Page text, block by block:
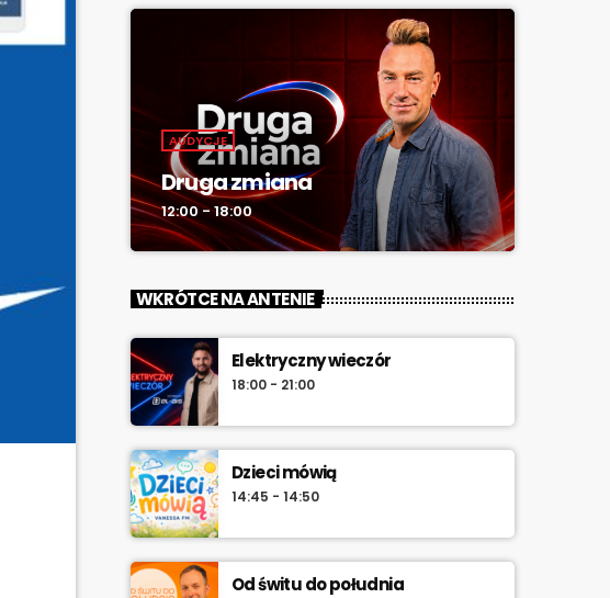
AUDYCJE
Druga zmiana
12:00 - 18:00
WKRÓTCE NA ANTENIE
Elektryczny wieczór
18:00 - 21:00
Dzieci mówią
14:45 - 14:50
Od świtu do południa